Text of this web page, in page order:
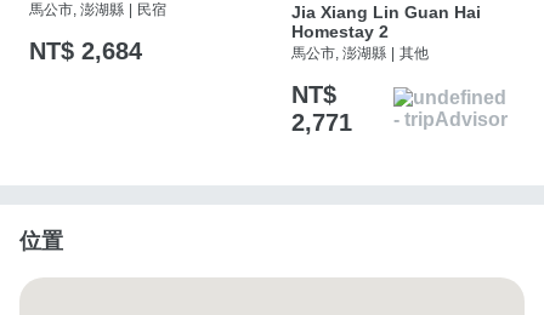
馬公市, 澎湖縣 民宿
NT$ 2,684
Jia Xiang Lin Guan Hai
Homestay 2
馬公市, 澎湖縣 其他
NT$
2,771
位置